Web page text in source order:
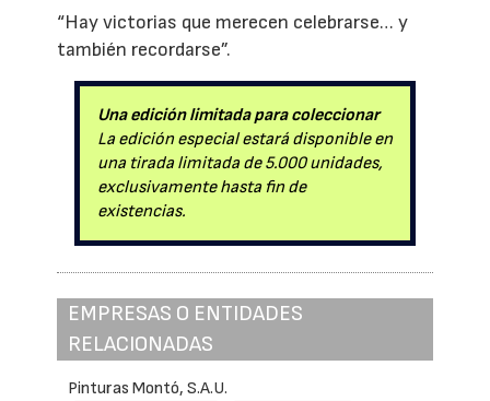
“Hay victorias que merecen celebrarse… y
también recordarse”.
Una edición limitada para coleccionar
La edición especial estará disponible en
una tirada limitada de 5.000 unidades,
exclusivamente hasta fin de
existencias.
EMPRESAS O ENTIDADES
RELACIONADAS
Pinturas Montó, S.A.U.